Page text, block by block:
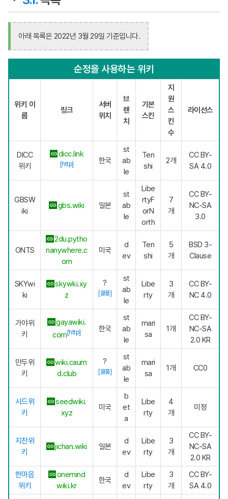
아래 목록은 2022년 3월 29일 기준입니다.
순정을 사용하는 위키
위키 이
름
링크
서버
위치
브
랜
치
기본
스킨
지
원
스
킨
수
라이선스
DICC
위키
dicc.link
[http] 한국
st
ab
le
Ten
shi
2개
CC BY-
SA 4.0
GBSW
iki
gbs.wiki 일본
st
ab
le
Libe
rtyF
orN
orth
7
개
CC BY-
NC-SA
3.0
ONTS
2du.pytho
nanywhere.c
om
미국
d
ev
Ten
shi
5
개
BSD 3-
Clause
SKYwi
ki
skywki.xy
z
?
[클플]
st
ab
le
Libe
rty
3
개
CC BY-
NC 4.0
가야위
키
gayawiki.
com[http] 한국
st
ab
le
mari
sa
1개
CC BY-
NC-SA
2.0 KR
만두위
키
wiki.caum
d.club
?
[클플]
st
ab
le
mari
sa
1개 CC0
시드위
키
seedwiki.
xyz
미국
b
et
a
Libe
rty
4
개
미정
지찬위
키
jichan.wiki 일본
d
ev
Libe
rty
3
개
CC BY-
NC-SA
2.0 KR
한마음
위키
onemind
wiki.kr
한국
d
ev
Libe
rty
3
개
CC BY-
SA 4.0